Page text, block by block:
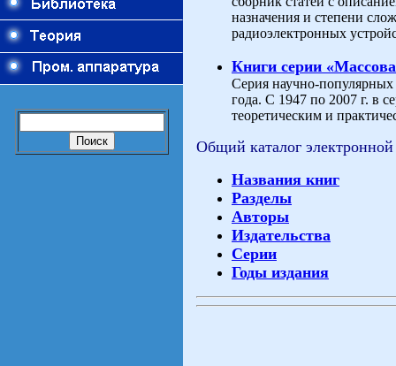
назначения и степени
радиоэлектронных
Книги серии
Серия научно-
года. С 1947 по 2007 г. в
теоретическим и
Общий каталог
Названия книг
Разделы
Авторы
Издательства
Серии
Годы издания